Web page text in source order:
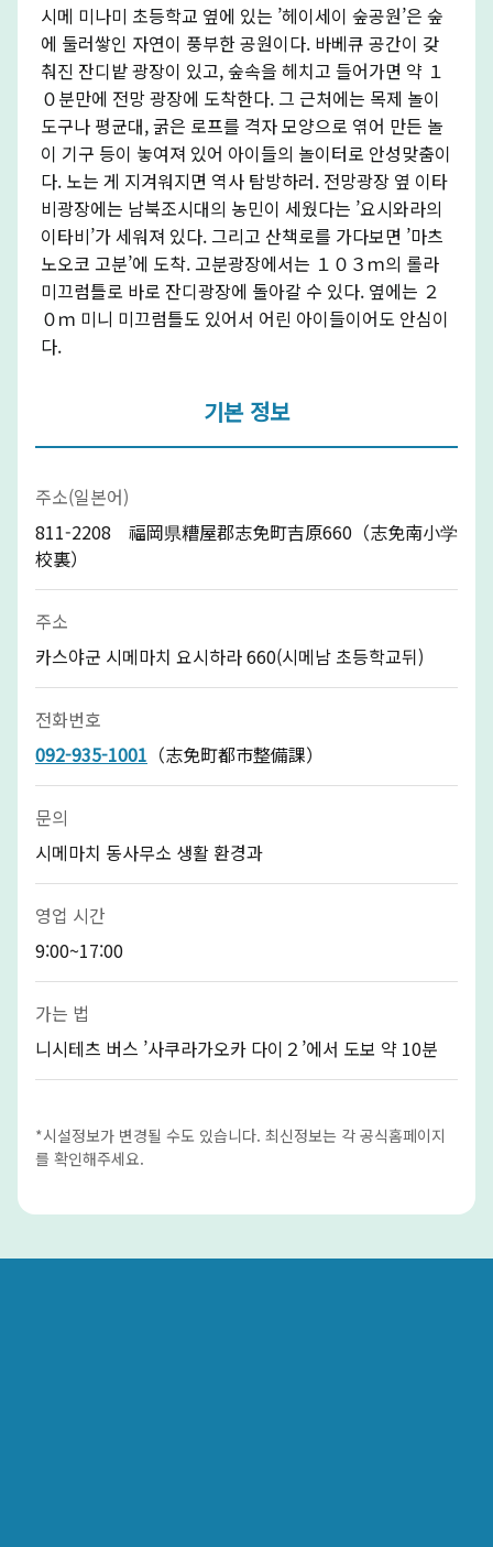
시메 미나미 초등학교 옆에 있는 ’헤이세이 숲공원’은 숲
에 둘러쌓인 자연이 풍부한 공원이다. 바베큐 공간이 갖
춰진 잔디밭 광장이 있고, 숲속을 헤치고 들어가면 약 １
０분만에 전망 광장에 도착한다. 그 근처에는 목제 놀이
도구나 평균대, 굵은 로프를 격자 모양으로 엮어 만든 놀
이 기구 등이 놓여져 있어 아이들의 놀이터로 안성맞춤이
다. 노는 게 지겨워지면 역사 탐방하러. 전망광장 옆 이타
비광장에는 남북조시대의 농민이 세웠다는 ’요시와라의
이타비’가 세워져 있다. 그리고 산책로를 가다보면 ’마츠
노오코 고분’에 도착. 고분광장에서는 １０３ｍ의 롤라
미끄럼틀로 바로 잔디광장에 돌아갈 수 있다. 옆에는 ２
０ｍ 미니 미끄럼틀도 있어서 어린 아이들이어도 안심이
다.
기본 정보
주소(일본어)
811-2208 福岡県糟屋郡志免町吉原660（志免南小学
校裏）
주소
카스야군 시메마치 요시하라 660(시메남 초등학교뒤)
전화번호
092-935-1001 （志免町都市整備課）
문의
시메마치 동사무소 생활 환경과
영업 시간
9:00~17:00
가는 법
니시테츠 버스 ’사쿠라가오카 다이２’에서 도보 약 10분
*시설정보가 변경될 수도 있습니다. 최신정보는 각 공식홈페이지
를 확인해주세요.